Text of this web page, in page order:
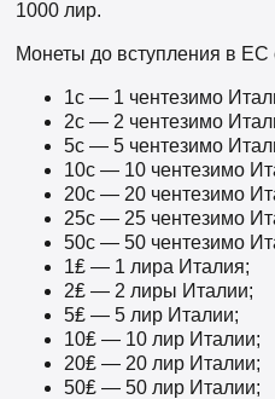
1000 лир.
Монеты до вступления в ЕС
1c — 1 чентезимо
2c — 2 чентезимо
5c — 5 чентезимо
10c — 10 чентезимо
20c — 20 чентезимо
25c — 25 чентезимо
50c — 50 чентезимо
1₤ — 1 лира Италия;
2₤ — 2 лиры Италии;
5₤ — 5 лир Италии;
10₤ — 10 лир Италии;
20₤ — 20 лир Италии;
50₤ — 50 лир Италии;